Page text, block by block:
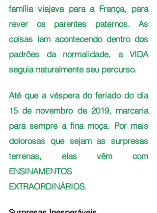
família viajava para a França, para
rever os parentes paternos. As
coisas iam acontecendo dentro dos
padrões da normalidade, a VIDA
seguia naturalmente seu percurso.
Até que a véspera do feriado do dia
15 de novembro de 2019, marcaria
para sempre a fina moça. Por mais
dolorosas que sejam as surpresas
terrenas, elas vêm com
ENSINAMENTOS
EXTRAORDINÁRIOS.